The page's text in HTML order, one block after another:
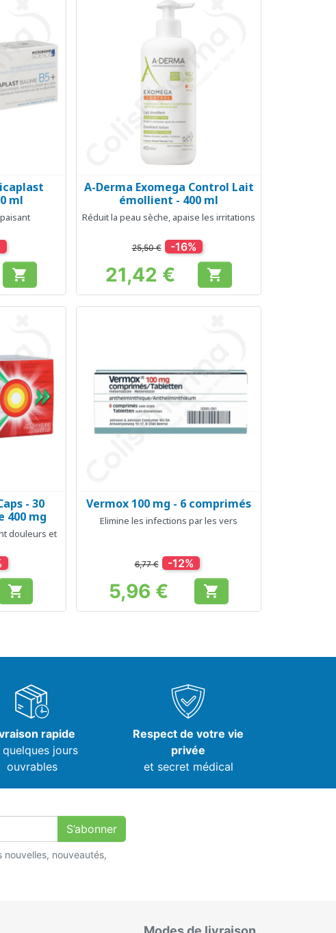
ml

Aperçu rapide
A-Derma Exomega Control Lait
émollient - 400 ml
Réduit la peau sèche, apaise les irritations
25,50 € -16%
Prix
21,42 € 
- 30
400 mg
douleurs et

Aperçu rapide
Vermox 100 mg - 6 comprimés
Elimine les infections par les vers
6,77 € -12%
5,96 € 
rapide
quelques jours
ouvrables
Respect de votre vie
privée
et secret médical
S’abonner
nouvelles, nouveautés,